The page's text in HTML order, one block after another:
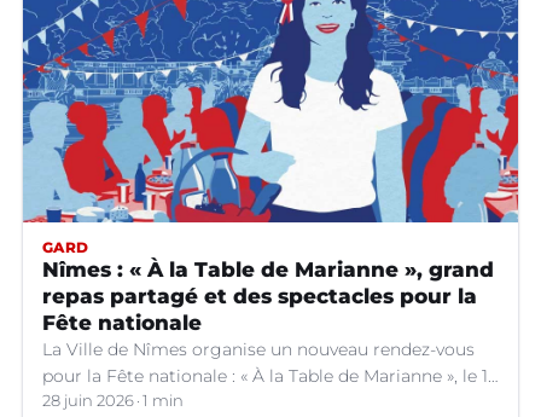
GARD
Nîmes : « À la Table de Marianne », grand
repas partagé et des spectacles pour la
Fête nationale
La Ville de Nîmes organise un nouveau rendez-vous
pour la Fête nationale : « À la Table de Marianne », le 13
juillet prochain.
28 juin 2026 1 min